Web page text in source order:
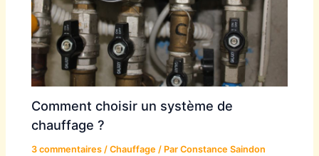
Comment choisir un système de
chauffage ?
3 commentaires /Chauffage / ParConstance Saindon